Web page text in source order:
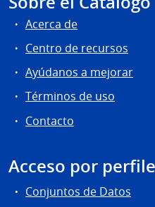
Acerca de
Centro de recursos
Ayúdanos a mejorar
Términos de uso
Contacto
Acceso por
Conjuntos de Datos